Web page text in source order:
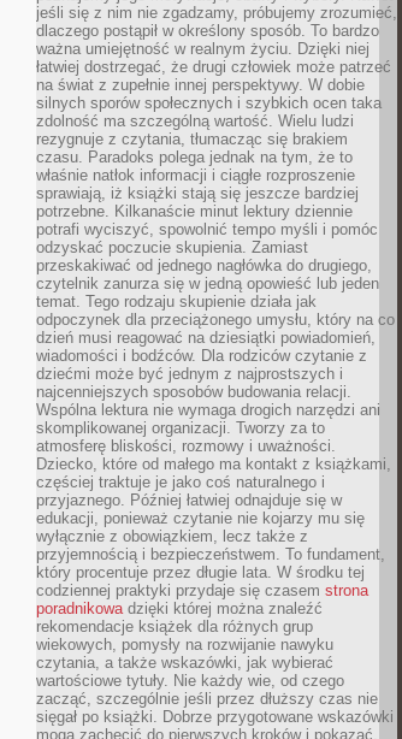
jeśli się z nim nie zgadzamy, próbujemy zrozumieć,
dlaczego postąpił w określony sposób. To bardzo
ważna umiejętność w realnym życiu. Dzięki niej
łatwiej dostrzegać, że drugi człowiek może patrzeć
na świat z zupełnie innej perspektywy. W dobie
silnych sporów społecznych i szybkich ocen taka
zdolność ma szczególną wartość. Wielu ludzi
rezygnuje z czytania, tłumacząc się brakiem
czasu. Paradoks polega jednak na tym, że to
właśnie natłok informacji i ciągłe rozproszenie
sprawiają, iż książki stają się jeszcze bardziej
potrzebne. Kilkanaście minut lektury dziennie
potrafi wyciszyć, spowolnić tempo myśli i pomóc
odzyskać poczucie skupienia. Zamiast
przeskakiwać od jednego nagłówka do drugiego,
czytelnik zanurza się w jedną opowieść lub jeden
temat. Tego rodzaju skupienie działa jak
odpoczynek dla przeciążonego umysłu, który na co
dzień musi reagować na dziesiątki powiadomień,
wiadomości i bodźców. Dla rodziców czytanie z
dziećmi może być jednym z najprostszych i
najcenniejszych sposobów budowania relacji.
Wspólna lektura nie wymaga drogich narzędzi ani
skomplikowanej organizacji. Tworzy za to
atmosferę bliskości, rozmowy i uważności.
Dziecko, które od małego ma kontakt z książkami,
częściej traktuje je jako coś naturalnego i
przyjaznego. Później łatwiej odnajduje się w
edukacji, ponieważ czytanie nie kojarzy mu się
wyłącznie z obowiązkiem, lecz także z
przyjemnością i bezpieczeństwem. To fundament,
który procentuje przez długie lata. W środku tej
codziennej praktyki przydaje się czasem strona
poradnikowadzięki której można znaleźć
rekomendacje książek dla różnych grup
wiekowych, pomysły na rozwijanie nawyku
czytania, a także wskazówki, jak wybierać
wartościowe tytuły. Nie każdy wie, od czego
zacząć, szczególnie jeśli przez dłuższy czas nie
sięgał po książki. Dobrze przygotowane wskazówki
mogą zachęcić do pierwszych kroków i pokazać,